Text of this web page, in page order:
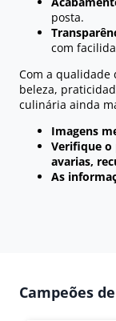
posta.
com
Com a qualidade
beleza,
culinária ainda
Imagens
Verifique o
avarias,
As
Campeões